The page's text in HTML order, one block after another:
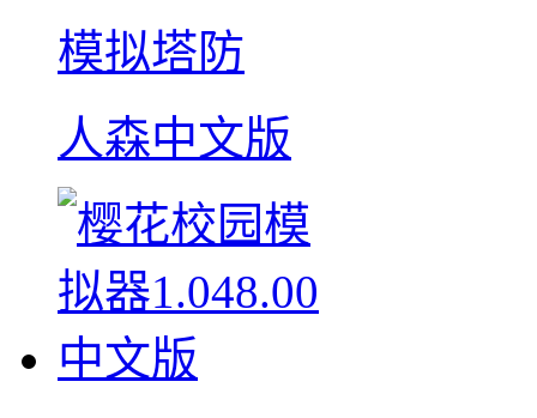
模拟塔防
人森中文版